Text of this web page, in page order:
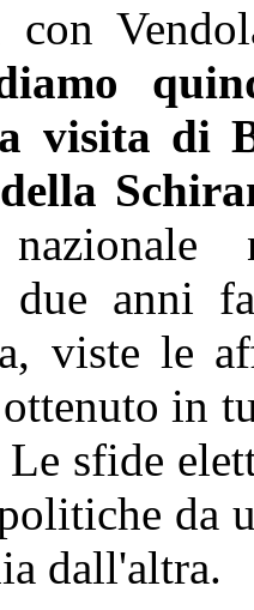
visita di
nazionale
anni
viste le
in
sfide
da
dall'altra.